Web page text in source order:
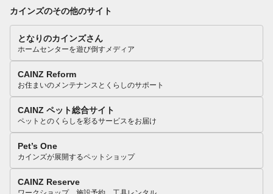
カインズのその他のサイト
となりのカインズさん
ホームセンターを遊び倒すメディア
CAINZ Reform
お住まいのメンテナンスとくらしのサポート
CAINZ ペット総合サイト
ペットとのくらしを彩るサービスをお届け
Pet’s One
カインズが展開するペットショップ
CAINZ Reserve